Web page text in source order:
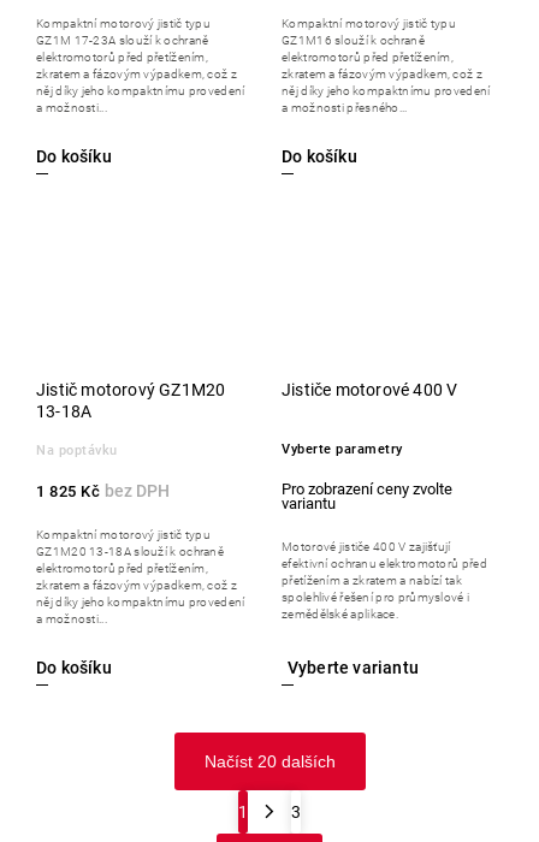
Do košíku
Kompaktní motorový jistič typu
GZ1M 17-23A slouží k ochraně
elektromotorů před přetížením,
zkratem a fázovým výpadkem, což z
něj díky jeho kompaktnímu provedení
a možnosti...
Do košíku
Kompaktní motorový jistič typu
GZ1M16 slouží k ochraně
elektromotorů před přetížením,
zkratem a fázovým výpadkem, což z
něj díky jeho kompaktnímu provedení
a možnosti přesného...
Jistič motorový GZ1M20
13-18A
Na poptávku
1 825 Kč
Do košíku
Kompaktní motorový jistič typu
GZ1M20 13-18A slouží k ochraně
elektromotorů před přetížením,
zkratem a fázovým výpadkem, což z
něj díky jeho kompaktnímu provedení
a možnosti...
Jističe motorové 400 V
Vyberte parametry
Motorové jističe 400 V zajišťují
efektivní ochranu elektromotorů před
přetížením a zkratem a nabízí tak
spolehlivé řešení pro průmyslové i
zemědělské aplikace.
Načíst 20 dalších
1 3